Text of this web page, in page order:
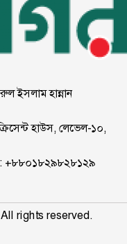
ইসলাম হান্নান
হাউস, লেভেল-১০,
+৮৮০১৮২৯৮২৮১২৯
rights reserved.